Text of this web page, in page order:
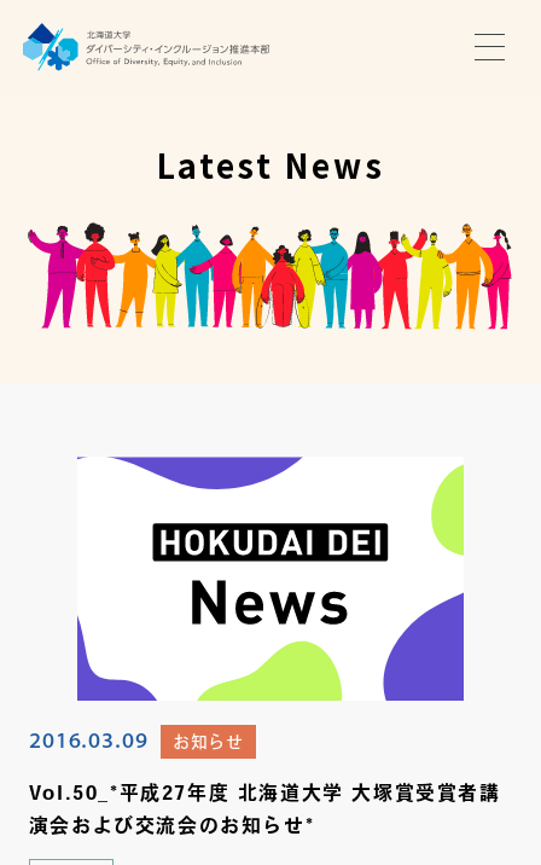
推進本部について
アクセス・お問い合わせ
Latest News
2016.03.09 お知らせ
Vol.50_*平成27年度 北海道大学 大塚賞受賞者講
演会および交流会のお知らせ*